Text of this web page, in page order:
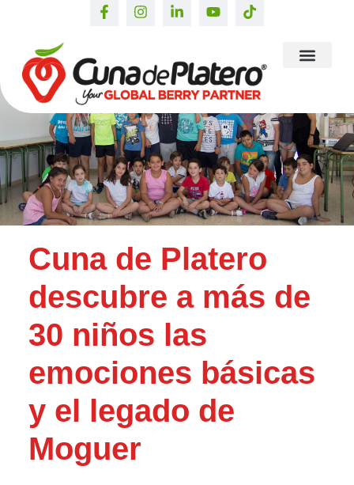
Cuna de Platero
descubre a más de
30 niños las
emociones básicas
y el legado de
Moguer